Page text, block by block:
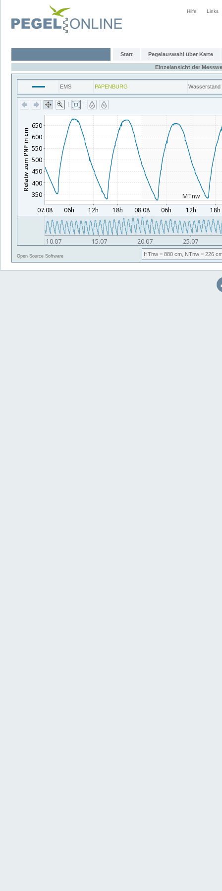
Hilfe Links
Start Pegelauswahl über Karte
Einzelansicht der
EMS PAPENBURG Wasserstand
| |
Open Source Software HThw = 880 cm, NTnw = 226